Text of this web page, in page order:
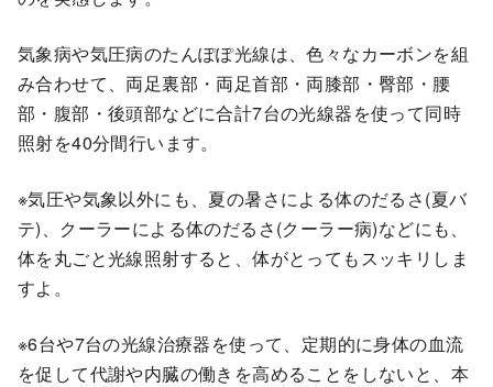
気象病や気圧病のたんぽぽ光線は、色々なカーボンを組
み合わせて、両足裏部・両足首部・両膝部・臀部・腰
部・腹部・後頭部などに合計7台の光線器を使って同時
照射を40分間行います。
※気圧や気象以外にも、夏の暑さによる体のだるさ(夏バ
テ)、クーラーによる体のだるさ(クーラー病)などにも、
体を丸ごと光線照射すると、体がとってもスッキリしま
すよ。
※6台や7台の光線治療器を使って、定期的に身体の血流
を促して代謝や内臓の働きを高めることをしないと、本